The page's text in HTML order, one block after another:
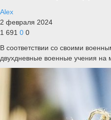
Alex
2 февраля 2024
1 691 0 0
В соответствии со своими
двухдневные военные учения на